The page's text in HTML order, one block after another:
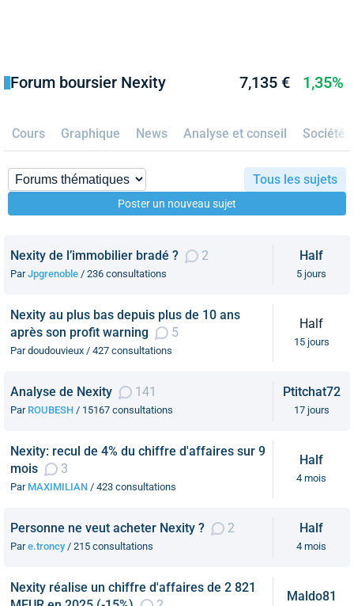
Forum boursier Nexity 7,135 € 1,35%
Cours Graphique News Analyse et conseil Société
Tous les sujets
Poster un nouveau sujet
Nexity de l’immobilier bradé ? 2
ParJpgrenoble / 236 consultations
Half
5 jours
Nexity au plus bas depuis plus de 10 ans
après son profit warning
5
Par doudouvieux / 427 consultations
Half
15 jours
Analyse de Nexity 141
Par ROUBESH / 15167 consultations
Ptitchat72
17 jours
Nexity: recul de 4% du chiffre d'affaires sur 9
mois
3
Par MAXIMILIAN / 423 consultations
Half
4 mois
Personne ne veut acheter Nexity ? 2
Pare.troncy / 215 consultations
Half
4 mois
Nexity réalise un chiffre d'affaires de 2 821
Maldo81